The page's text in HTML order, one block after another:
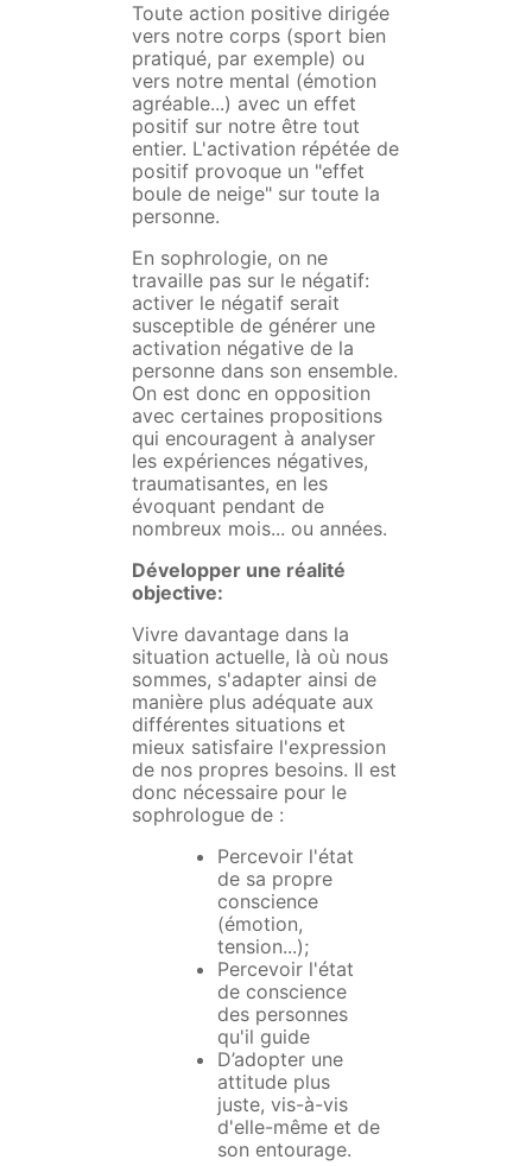
Toute action positive dirigée
vers notre corps (sport bien
pratiqué, par exemple) ou
vers notre mental (émotion
agréable...) avec un effet
positif sur notre être tout
entier. L'activation répétée de
positif provoque un "effet
boule de neige" sur toute la
personne.
En sophrologie, on ne
travaille pas sur le négatif:
activer le négatif serait
susceptible de générer une
activation négative de la
personne dans son ensemble.
On est donc en opposition
avec certaines propositions
qui encouragent à analyser
les expériences négatives,
traumatisantes, en les
évoquant pendant de
nombreux mois... ou années.
Développer une réalité
objective:
Vivre davantage dans la
situation actuelle, là où nous
sommes, s'adapter ainsi de
manière plus adéquate aux
différentes situations et
mieux satisfaire l'expression
de nos propres besoins. Il est
donc nécessaire pour le
sophrologue de :
Percevoir l'état
de sa propre
conscience
(émotion,
tension...);
Percevoir l'état
de conscience
des personnes
qu'il guide
D’adopter une
attitude plus
juste, vis-à-vis
d'elle-même et de
son entourage.